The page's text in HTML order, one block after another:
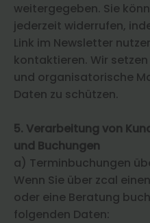
weitergegeben. Sie
jederzeit widerrufen,
Link im Newsletter
kontaktieren. Wir
und organisatorische
Daten zu schützen.
5. Verarbeitung von
und Buchungen
a) Terminbuchungen
Wenn Sie über zcal
oder eine Beratung
folgenden Daten: